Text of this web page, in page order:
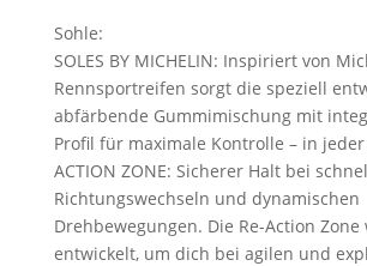
Sohle:
SOLES BY MICHELIN: Inspiriert von
Rennsportreifen sorgt die speziell
abfärbende Gummimischung mit
Profil für maximale Kontrolle – in jeder
ACTION ZONE: Sicherer Halt bei
Richtungswechseln und dynamischen
Drehbewegungen. Die Re-Action Zone
entwickelt, um dich bei agilen und